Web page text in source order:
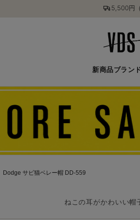
5,500円
新商品ブラン
Dodge サビ猫ベレー帽 DD-559
ねこの耳がかわいい帽